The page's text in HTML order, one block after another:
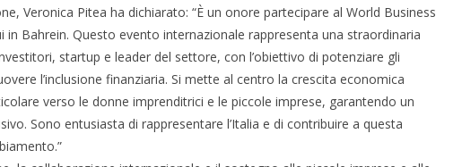
Veronica Pitea ha dichiarato: “È un onore partecipare al World Business
in Bahrein. Questo evento internazionale rappresenta una straordinaria
startup e leader del settore, con l’obiettivo di potenziare gli
l’inclusione finanziaria. Si mette al centro la crescita economica
verso le donne imprenditrici e le piccole imprese, garantendo un
Sono entusiasta di rappresentare l’Italia e di contribuire a questa